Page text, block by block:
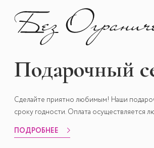
Подарочный
Сделайте приятно любимым! Наши
сроку годности. Оплата
ПОДРОБНЕЕ